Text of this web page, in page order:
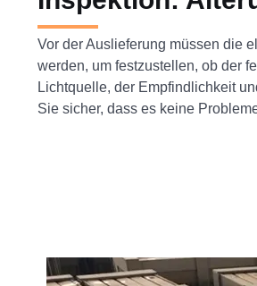
Vor der Auslieferung müssen die
werden, um festzustellen, ob der
Lichtquelle, der Empfindlichkeit
Sie sicher, dass es keine